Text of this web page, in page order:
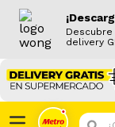
delivery
¿Que